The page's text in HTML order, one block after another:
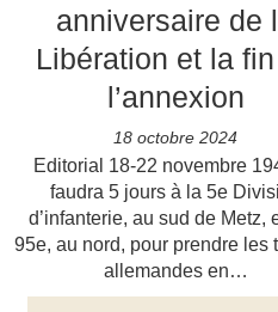
anniversaire de
Libération et la
l’annexion
18 octobre 2024
Editorial 18-22 novembre
faudra 5 jours à la 5e
d’infanterie, au sud de Metz,
95e, au nord, pour prendre les
allemandes en…